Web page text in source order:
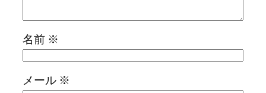
名前 ※
メール ※